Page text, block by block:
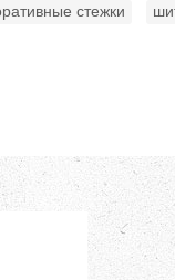
стежки